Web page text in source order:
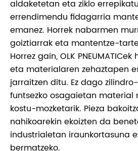
aldaketetan eta ziklo
errendimendu fidagarria
emanez. Horrek nabarmen
goiztiarrak eta mantentze-
Horrez gain, OLK
eta materialaren zehaztapen
jarraitzen ditu. Ez dago
funtsezko osagaietan material
kostu-mozketarik. Pieza
nahikoarekin ekoizten da
industrialetan iraunkortasuna
bermatzeko.